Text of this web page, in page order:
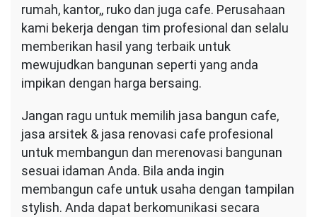
rumah, kantor,, ruko dan juga cafe. Perusahaan
kami bekerja dengan tim profesional dan selalu
memberikan hasil yang terbaik untuk
mewujudkan bangunan seperti yang anda
impikan dengan harga bersaing.
Jangan ragu untuk memilih jasa bangun cafe,
jasa arsitek & jasa renovasi cafe profesional
untuk membangun dan merenovasi bangunan
sesuai idaman Anda. Bila anda ingin
membangun cafe untuk usaha dengan tampilan
stylish. Anda dapat berkomunikasi secara